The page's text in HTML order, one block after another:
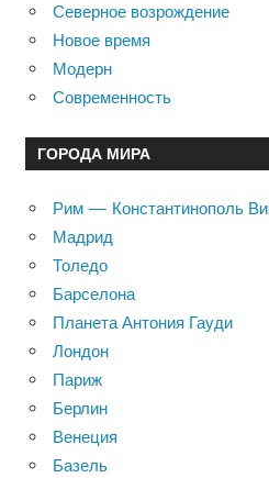
Северное возрождение
Новое время
Модерн
Современность
ГОРОДА МИРА
Рим — Константинополь
Мадрид
Толедо
Барселона
Планета Антония Гауди
Лондон
Париж
Берлин
Венеция
Базель